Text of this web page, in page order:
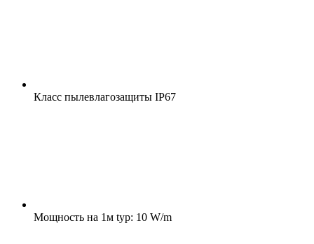
Класс пылевлагозащиты IP67
Мощность на 1м typ: 10 W/m